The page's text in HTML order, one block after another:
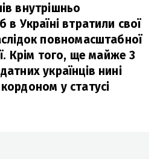
внутрішньо
в Україні втратили свої
повномасштабної
Крім того, ще майже 3
українців нині
у статусі